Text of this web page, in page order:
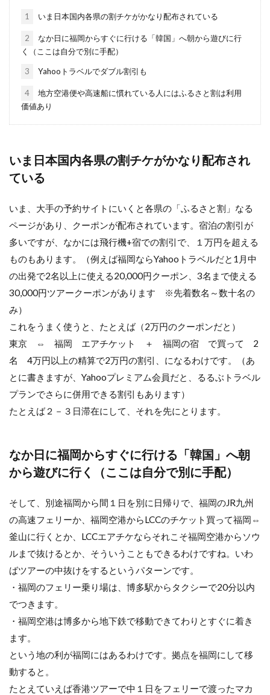
1 いま日本国内各県の割チケがかなり配布されている
2
なか日に福岡からすぐに行ける「韓国」へ朝から遊びに行
く（ここは自分で別に手配）
3 Yahooトラベルでダブル割引も
4
地方空港便や高速船に慣れている人にはふるさと割は利用
価値あり
いま日本国内各県の割チケがかなり配布され
ている
いま、大手の予約サイトにいくと各県の「ふるさと割」なる
ページがあり、クーポンが配布されています。宿泊の割引が
多いですが、なかには飛行機+宿での割引で、１万円を超える
ものもあります。（例えば福岡ならYahooトラベルだと1月中
の出発で2名以上に使える20,000円クーポン、3名まで使える
30,000円ツアークーポンがあります ※先着数名～数十名の
み）
これをうまく使うと、たとえば（2万円のクーポンだと）
東京 ⇔ 福岡 エアチケット ＋ 福岡の宿 で買って 2
名 4万円以上の精算で2万円の割引、になるわけです。（あ
とに書きますが、Yahooプレミアム会員だと、るるぶトラベル
プランでさらに併用できる割引もあります）
たとえば２－３日滞在にして、それを先にとります。
なか日に福岡からすぐに行ける「韓国」へ朝
から遊びに行く（ここは自分で別に手配）
そして、別途福岡から間１日を別に日帰りで、福岡のJR九州
の高速フェリーか、福岡空港からLCCのチケット買って福岡⇔
釜山に行くとか、LCCエアチケならそれこそ福岡空港からソウ
ルまで抜けるとか、そういうこともできるわけですね。いわ
ばツアーの中抜けをするというパターンです。
・福岡のフェリー乗り場は、博多駅からタクシーで20分以内
でつきます。
・福岡空港は博多から地下鉄で移動できてわりとすぐに着き
ます。
という地の利が福岡にはあるわけです。拠点を福岡にして移
動すると。
たとえていえば香港ツアーで中１日をフェリーで渡ったマカ